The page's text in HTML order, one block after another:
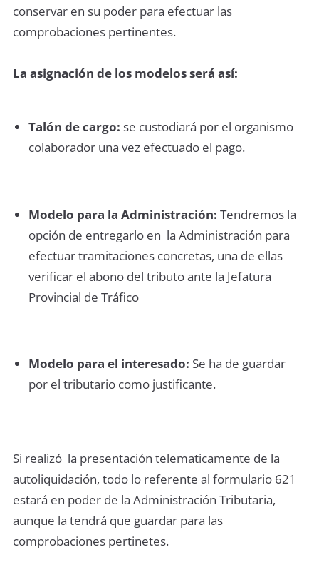
conservar en su poder para efectuar las
comprobaciones pertinentes.
La asignación de los modelos será así:
Talón de cargo: se custodiará por el organismo
colaborador una vez efectuado el pago.
Modelo para la Administración: Tendremos la
opción de entregarlo en la Administración para
efectuar tramitaciones concretas, una de ellas
verificar el abono del tributo ante la Jefatura
Provincial de Tráfico
Modelo para el interesado: Se ha de guardar
por el tributario como justificante.
Si realizó la presentación telematicamente de la
autoliquidación, todo lo referente al formulario 621
estará en poder de la Administración Tributaria,
aunque la tendrá que guardar para las
comprobaciones pertinetes.